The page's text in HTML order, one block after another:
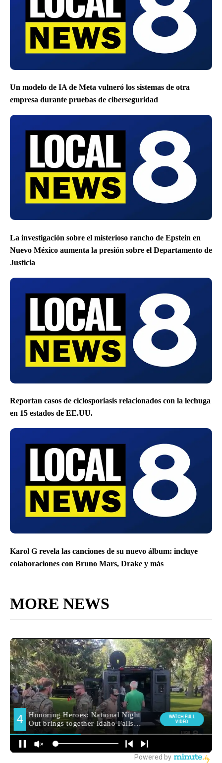
Un modelo de IA de Meta vulneró los sistemas de otra
empresa durante pruebas de ciberseguridad
La investigación sobre el misterioso rancho de Epstein en
Nuevo México aumenta la presión sobre el Departamento de
Justicia
Reportan casos de ciclosporiasis relacionados con la lechuga
en 15 estados de EE.UU.
Karol G revela las canciones de su nuevo álbum: incluye
colaboraciones con Bruno Mars, Drake y más
MORE NEWS